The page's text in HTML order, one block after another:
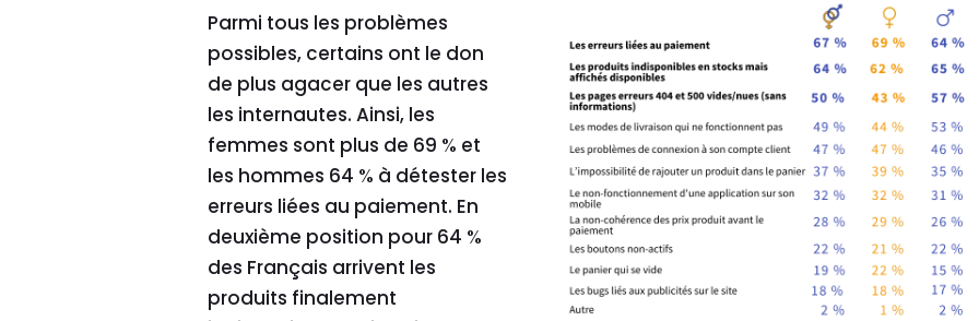
Parmi tous les problèmes
possibles, certains ont le don
de plus agacer que les autres
les internautes. Ainsi, les
femmes sont plus de 69 % et
les hommes 64 % à détester les
erreurs liées au paiement. En
deuxième position pour 64 %
des Français arrivent les
produits finalement